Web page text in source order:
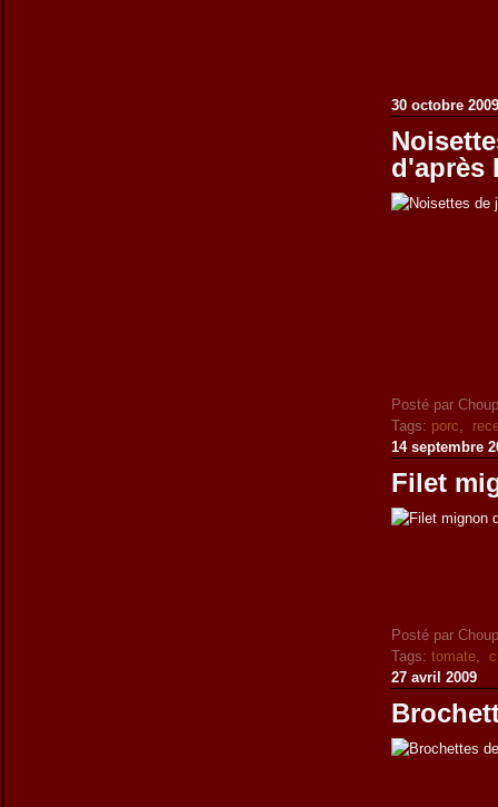
30 octobre 2009
d'après
Posté par
Tags: porc,
14 septembre
Filet
Posté par
Tags:tomate,
27 avril 2009